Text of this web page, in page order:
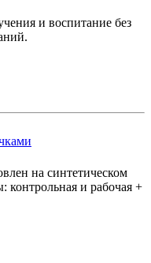
и воспитание без
на синтетическом
контрольная и рабочая +